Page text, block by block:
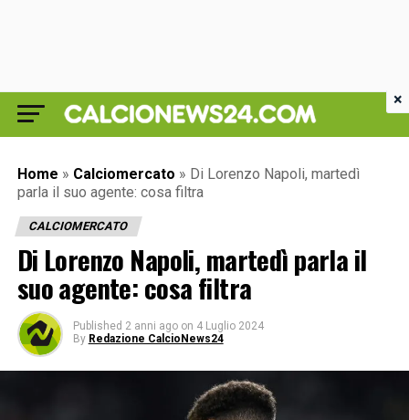
Home » Calciomercato » Di Lorenzo Napoli, martedì
parla il suo agente: cosa filtra
CALCIOMERCATO
Di Lorenzo Napoli, martedì parla il
suo agente: cosa filtra
Published 2 anni ago on 4 Luglio 2024
By Redazione CalcioNews24
×